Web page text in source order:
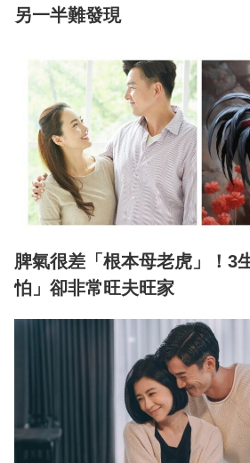
另一半難發現
脾氣很差「根本母老虎」！3
怕」卻非常旺夫旺家